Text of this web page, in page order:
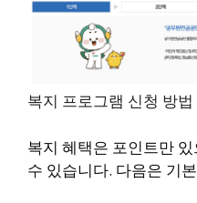
복지 프로그램 신청 방법
복지 혜택은 포인트만
수 있습니다. 다음은 기